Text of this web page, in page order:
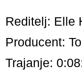
Reditelj: Elle
Producent:
Trajanje: